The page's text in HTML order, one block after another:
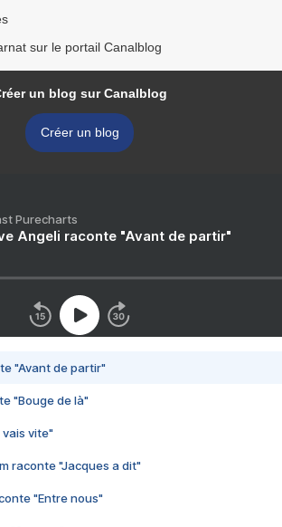
sur le portail Canalblog
un blog sur Canalblog
Créer un blog
Purecharts
Angeli raconte "Avant de partir"
"Avant de partir"
"Bouge de là"
vais vite"
raconte "Jacques a dit"
"Entre nous"